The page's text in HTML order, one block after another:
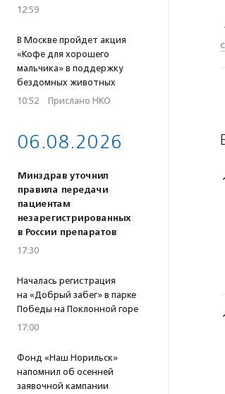
12:59
В Москве пройдет акция
«Кофе для хорошего
мальчика» в поддержку
бездомных животных
10:52 · Прислано НКО
06.08.2026
Минздрав уточнил
правила передачи
пациентам
незарегистрированных
в России препаратов
17:30
Началась регистрация
на «Добрый забег» в парке
Победы на Поклонной горе
17:00
Фонд «Наш Норильск»
напомнил об осенней
заявочной кампании